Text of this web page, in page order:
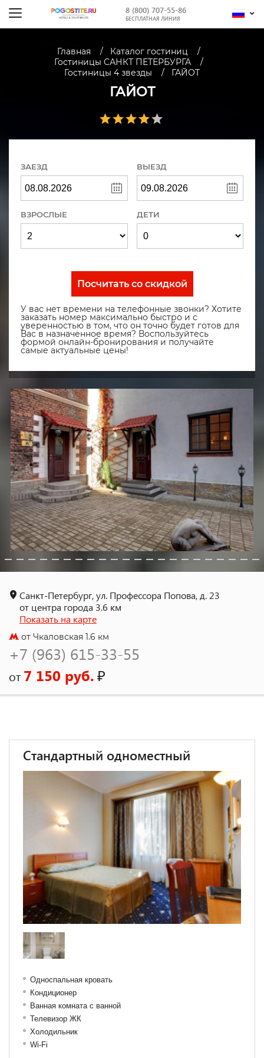
8 (800) 707-55-86
БЕСПЛАТНАЯ ЛИНИЯ
Главная
Каталог гостиниц
Гостиницы САНКТ ПЕТЕРБУРГА
Гостиницы 4 звезды
ГАЙОТ
ГАЙОТ
ЗАЕЗД ВЫЕЗД
ВЗРОСЛЫЕ ДЕТИ
Посчитать со скидкой
У вас нет времени на телефонные звонки? Хотите
заказать номер максимально быстро и с
уверенностью в том, что он точно будет готов для
Вас в назначенное время? Воспользуйтесь
формой онлайн-бронирования и получайте
самые актуальные цены!
Санкт-Петербург, ул. Профессора Попова, д. 23
от центра города 3.6 км
Показать на карте
от Чкаловская 1.6 км
+7 (963) 615-33-55
от 7 150 руб.₽
Стандартный одноместный
Односпальная кровать
Кондиционер
Ванная комната с ванной
Телевизор ЖК
Холодильник
Wi-Fi